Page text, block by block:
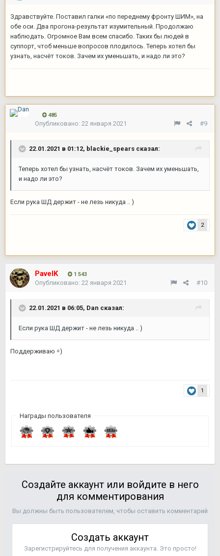
Здравствуйте. Поставил галки «по переднему фронту ШИМ», на
обе оси. Два прогона-результат изумительный. Продолжаю
наблюдать. Огромное Вам всем спасибо. Таких бы людей в
суппорт, чтоб меньше вопросов плодилось. Теперь хотел бы
узнать, насчёт токов. Зачем их уменьшать, и надо ли это?
485
#9
Опубликовано: 22 января 2021
22.01.2021 в 01:12, blackie_spears сказал:
Теперь хотел бы узнать, насчёт токов. Зачем их уменьшать,
и надо ли это?
Если рука ШД держит - не лезь никуда .. )
2
PavelK 1 543
#10
Опубликовано: 22 января 2021
22.01.2021 в 06:05, Dan сказал:
Если рука ШД держит - не лезь никуда .. )
Поддерживаю =)
1
Награды пользователя
Создайте аккаунт или войдите в него
для комментирования
Вы должны быть пользователем, чтобы оставить комментарий
Создать аккаунт
Зарегистрируйтесь для получения аккаунта. Это просто!